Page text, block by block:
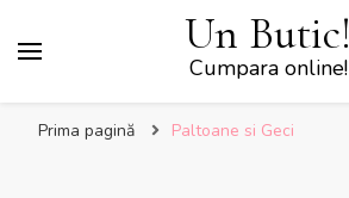
Un Butic!
Cumpara online!
Prima pagină Paltoane si Geci